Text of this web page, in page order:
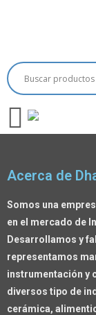
Acerca de
Somos una
en el mercado de
Desarrollamos y
representamos
instrumentación y
diversos tipo de
cerámica,